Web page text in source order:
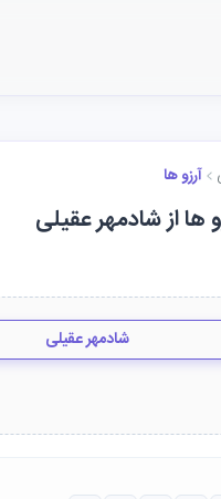
آرزو ها
ها از شادمهر عقیلی
شادمهر عقیلی